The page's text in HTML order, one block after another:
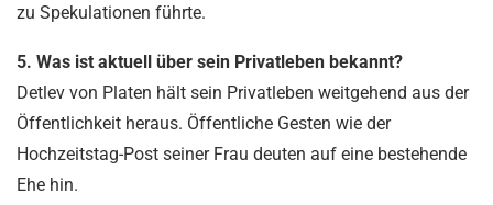
zu Spekulationen führte.
5. Was ist aktuell über sein Privatleben bekannt?
Detlev von Platen hält sein Privatleben weitgehend aus der
Öffentlichkeit heraus. Öffentliche Gesten wie der
Hochzeitstag-Post seiner Frau deuten auf eine bestehende
Ehe hin.